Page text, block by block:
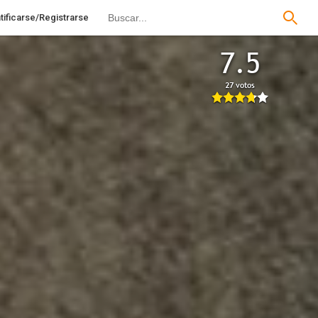
Registrarse
7.5
27 votos